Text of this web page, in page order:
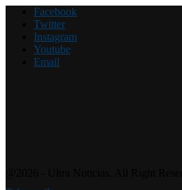
Facebook
Twitter
Instagram
Youtube
Email